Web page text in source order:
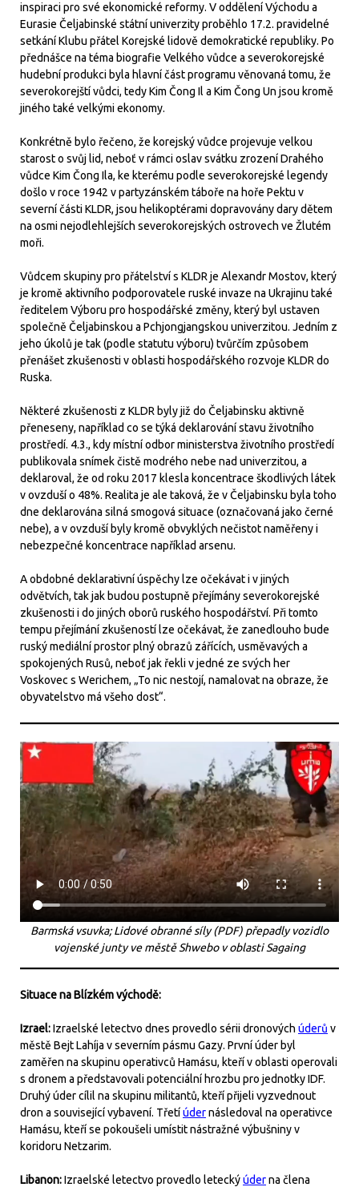
inspiraci pro své ekonomické reformy. V oddělení Východu a
Eurasie Čeljabinské státní univerzity proběhlo 17.2. pravidelné
setkání Klubu přátel Korejské lidově demokratické republiky. Po
přednášce na téma biografie Velkého vůdce a severokorejské
hudební produkci byla hlavní část programu věnovaná tomu, že
severokorejští vůdci, tedy Kim Čong Il a Kim Čong Un jsou kromě
jiného také velkými ekonomy.
Konkrétně bylo řečeno, že korejský vůdce projevuje velkou
starost o svůj lid, neboť v rámci oslav svátku zrození Drahého
vůdce Kim Čong Ila, ke kterému podle severokorejské legendy
došlo v roce 1942 v partyzánském táboře na hoře Pektu v
severní části KLDR, jsou helikoptérami dopravovány dary dětem
na osmi nejodlehlejších severokorejských ostrovech ve Žlutém
moři.
Vůdcem skupiny pro přátelství s KLDR je Alexandr Mostov, který
je kromě aktivního podporovatele ruské invaze na Ukrajinu také
ředitelem Výboru pro hospodářské změny, který byl ustaven
společně Čeljabinskou a Pchjongjangskou univerzitou. Jedním z
jeho úkolů je tak (podle statutu výboru) tvůrčím způsobem
přenášet zkušenosti v oblasti hospodářského rozvoje KLDR do
Ruska.
Některé zkušenosti z KLDR byly již do Čeljabinsku aktivně
přeneseny, například co se týká deklarování stavu životního
prostředí. 4.3., kdy místní odbor ministerstva životního prostředí
publikovala snímek čistě modrého nebe nad univerzitou, a
deklaroval, že od roku 2017 klesla koncentrace škodlivých látek
v ovzduší o 48%. Realita je ale taková, že v Čeljabinsku byla toho
dne deklarována silná smogová situace (označovaná jako černé
nebe), a v ovzduší byly kromě obvyklých nečistot naměřeny i
nebezpečné koncentrace například arsenu.
A obdobné deklarativní úspěchy lze očekávat i v jiných
odvětvích, tak jak budou postupně přejímány severokorejské
zkušenosti i do jiných oborů ruského hospodářství. Při tomto
tempu přejímání zkušeností lze očekávat, že zanedlouho bude
ruský mediální prostor plný obrazů zářících, usměvavých a
spokojených Rusů, neboť jak řekli v jedné ze svých her
Voskovec s Werichem, „To nic nestojí, namalovat na obraze, že
obyvatelstvo má všeho dost“.
Barmská vsuvka; Lidové obranné síly (PDF) přepadly vozidlo
vojenské junty ve městě Shwebo v oblasti Sagaing
Situace na Blízkém východě:
Izrael:Izraelské letectvo dnes provedlo sérii dronových úderů v
městě Bejt Lahíja v severním pásmu Gazy. První úder byl
zaměřen na skupinu operativců Hamásu, kteří v oblasti operovali
s dronem a představovali potenciální hrozbu pro jednotky IDF.
Druhý úder cílil na skupinu militantů, kteří přijeli vyzvednout
dron a související vybavení. Třetíúdernásledoval na operativce
Hamásu, kteří se pokoušeli umístit nástražné výbušniny v
koridoru Netzarim.
Libanon:Izraelské letectvo provedlo leteckýúderna člena